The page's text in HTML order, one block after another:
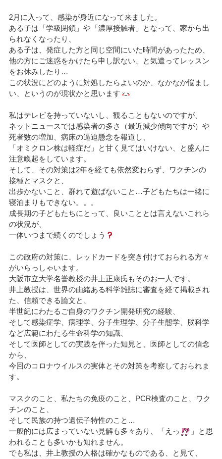
2月に入って、感染が身近になって来ました。
ある子は「学級閉鎖」や「濃厚接触者」となって、家から出
られなくなったり、
ある子は、発症した方と同じ空間にいた時間があったため、
他の方にご迷惑をかけたら申し訳ない、と気遣ってレッスン
をお休みしたり…
この状況にどのように対処したらよいのか、なかなか悩まし
い、というのが現状かと思います
私はテレビを持っていないし、観ることもないのですが、
ネットニュースでは感染者の多さ（最近減少傾向ですが）や
死者数の増加、病床の逼迫懸念を報道し、
「オミクロン株は軽症だ」と甘く見てはいけない、と盛んに
注意喚起をしています。
そして、その対策は2年を経ても依然変わらず、ワクチンの
接種とマスクと、
出歩かないこと、群れて遊ばないこと…子どもたちは一緒に
寝泊まりもできない。。。
成長期の子どもたちにとって、良いこととは言えないこれら
の状況が、
一体いつまで続くのでしょう
この政府の対策に、レッドカードを突き付けておられる方々
がいらっしゃいます。
大阪市立大学名誉教授の井上正康氏もそのお一人です。
井上教授は、世界の由緒ある科学雑誌に審査を経て掲載され
た、信頼できる論文と、
半世紀にわたるご自身のワクチン開発研究の経験、
そして感染症学、病理学、分子生理学、分子生態学、脳科学
など広範にわたる生命科学の知識、
そして医師としての実践を伴った知見と、医師としての信念
から、
今回のコロナウイルスの実体とその対策を考察しておられま
す。
マスクのこと、私たちの免疫のこと、PCR検査のこと、ワク
チンのこと、
そして民族の持つ遺伝子特性のこと…
一般的には広まっていない見解も多々あり、「えっ
」と思
われることも多いかも知れません。
でも私は、井上教授の人格は確かなものである、と見て、